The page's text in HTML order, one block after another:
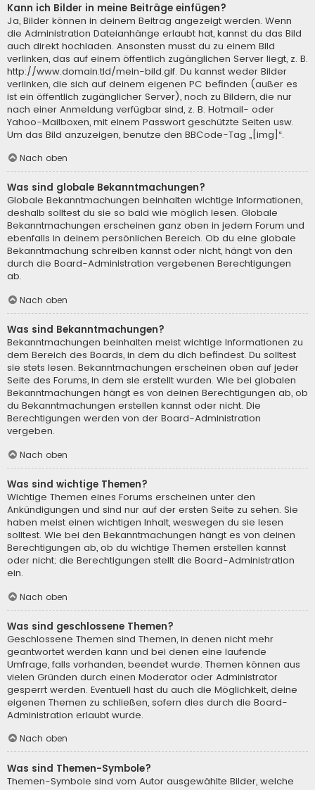
Kann ich Bilder in meine Beiträge einfügen?
Ja, Bilder können in deinem Beitrag angezeigt werden. Wenn
die Administration Dateianhänge erlaubt hat, kannst du das Bild
auch direkt hochladen. Ansonsten musst du zu einem Bild
verlinken, das auf einem öffentlich zugänglichen Server liegt, z. B.
http://www.domain.tld/mein-bild.gif. Du kannst weder Bilder
verlinken, die sich auf deinem eigenen PC befinden (außer es
ist ein öffentlich zugänglicher Server), noch zu Bildern, die nur
nach einer Anmeldung verfügbar sind, z. B. Hotmail- oder
Yahoo-Mailboxen, mit einem Passwort geschützte Seiten usw.
Um das Bild anzuzeigen, benutze den BBCode-Tag „[img]“.
Nach oben
Was sind globale Bekanntmachungen?
Globale Bekanntmachungen beinhalten wichtige Informationen,
deshalb solltest du sie so bald wie möglich lesen. Globale
Bekanntmachungen erscheinen ganz oben in jedem Forum und
ebenfalls in deinem persönlichen Bereich. Ob du eine globale
Bekanntmachung schreiben kannst oder nicht, hängt von den
durch die Board-Administration vergebenen Berechtigungen
ab.
Nach oben
Was sind Bekanntmachungen?
Bekanntmachungen beinhalten meist wichtige Informationen zu
dem Bereich des Boards, in dem du dich befindest. Du solltest
sie stets lesen. Bekanntmachungen erscheinen oben auf jeder
Seite des Forums, in dem sie erstellt wurden. Wie bei globalen
Bekanntmachungen hängt es von deinen Berechtigungen ab, ob
du Bekanntmachungen erstellen kannst oder nicht. Die
Berechtigungen werden von der Board-Administration
vergeben.
Nach oben
Was sind wichtige Themen?
Wichtige Themen eines Forums erscheinen unter den
Ankündigungen und sind nur auf der ersten Seite zu sehen. Sie
haben meist einen wichtigen Inhalt, weswegen du sie lesen
solltest. Wie bei den Bekanntmachungen hängt es von deinen
Berechtigungen ab, ob du wichtige Themen erstellen kannst
oder nicht; die Berechtigungen stellt die Board-Administration
ein.
Nach oben
Was sind geschlossene Themen?
Geschlossene Themen sind Themen, in denen nicht mehr
geantwortet werden kann und bei denen eine laufende
Umfrage, falls vorhanden, beendet wurde. Themen können aus
vielen Gründen durch einen Moderator oder Administrator
gesperrt werden. Eventuell hast du auch die Möglichkeit, deine
eigenen Themen zu schließen, sofern dies durch die Board-
Administration erlaubt wurde.
Nach oben
Was sind Themen-Symbole?
Themen-Symbole sind vom Autor ausgewählte Bilder, welche